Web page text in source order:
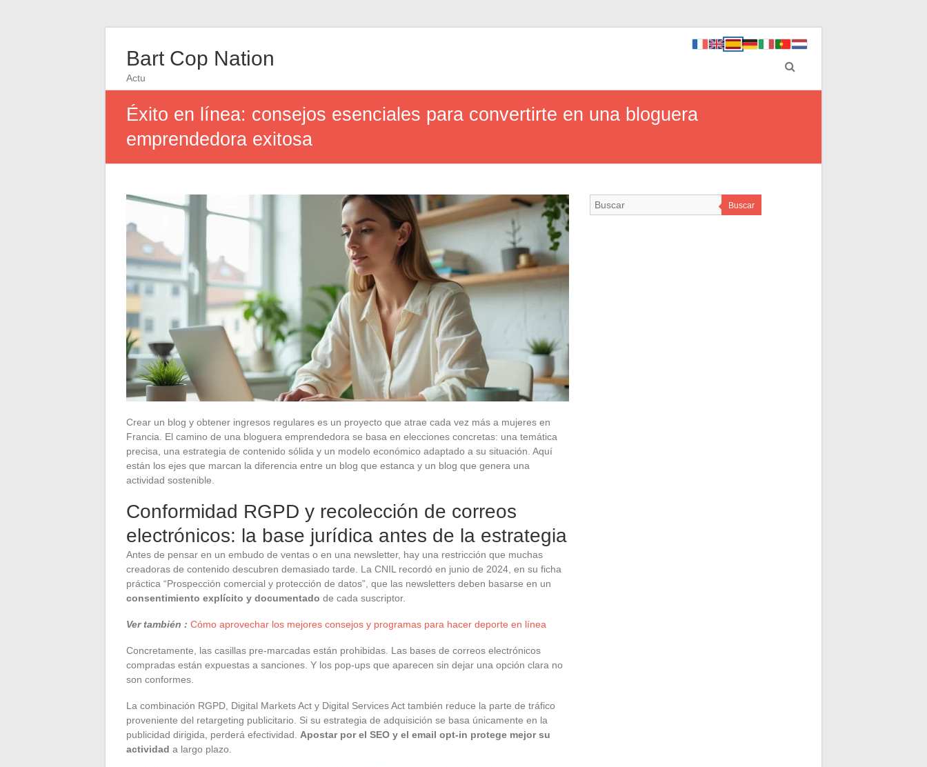
Bart Cop Nation
Actu
Éxito en línea: consejos esenciales para convertirte en una bloguera
emprendedora exitosa
Crear un blog y obtener ingresos regulares es un proyecto que atrae cada vez más a mujeres en
Francia. El camino de una bloguera emprendedora se basa en elecciones concretas: una temática
precisa, una estrategia de contenido sólida y un modelo económico adaptado a su situación. Aquí
están los ejes que marcan la diferencia entre un blog que estanca y un blog que genera una
actividad sostenible.
Conformidad RGPD y recolección de correos
electrónicos: la base jurídica antes de la estrategia
Antes de pensar en un embudo de ventas o en una newsletter, hay una restricción que muchas
creadoras de contenido descubren demasiado tarde. La CNIL recordó en junio de 2024, en su ficha
práctica “Prospección comercial y protección de datos”, que las newsletters deben basarse en un
consentimiento explícito y documentado de cada suscriptor.
Ver también : Cómo aprovechar los mejores consejos y programas para hacer deporte en línea
Concretamente, las casillas pre-marcadas están prohibidas. Las bases de correos electrónicos
compradas están expuestas a sanciones. Y los pop-ups que aparecen sin dejar una opción clara no
son conformes.
La combinación RGPD, Digital Markets Act y Digital Services Act también reduce la parte de tráfico
proveniente del retargeting publicitario. Si su estrategia de adquisición se basa únicamente en la
publicidad dirigida, perderá efectividad. Apostar por el SEO y el email opt-in protege mejor su
actividad a largo plazo.
Buscar